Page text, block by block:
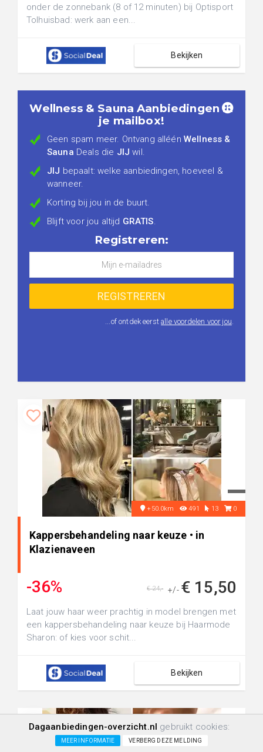
onder de zonnebank (8 of 12 minuten) bij Optisport
Tolhuisbad: werk aan een...
Bekijken
Wellness & Sauna Aanbiedingen in
je mailbox!
Geen spam meer. Ontvang alléén Wellness &
Sauna Deals die JIJ wil.
JIJ bepaalt: welke aanbiedingen, hoeveel &
wanneer.
Korting bij jou in de buurt.
Blijft voor jou altijd GRATIS.
Registreren:
...of ontdek eerstalle voordelen voor jou.
+50.0km 491 13 0
Kappersbehandeling naar keuze • in
Klazienaveen
-36% +/- € 15,50
€ 24,-
Laat jouw haar weer prachtig in model brengen met
een kappersbehandeling naar keuze bij Haarmode
Sharon: of kies voor schit...
Bekijken
Dagaanbiedingen-overzicht.nl gebruikt cookies:
MEER INFORMATIE VERBERG DEZE MELDING